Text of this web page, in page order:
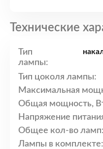
Технические
Тип
лампы:
Тип цоколя лампы:
Максимальная
Общая мощность,
Напряжение
Общее кол-во ламп:
Лампы в комплекте: